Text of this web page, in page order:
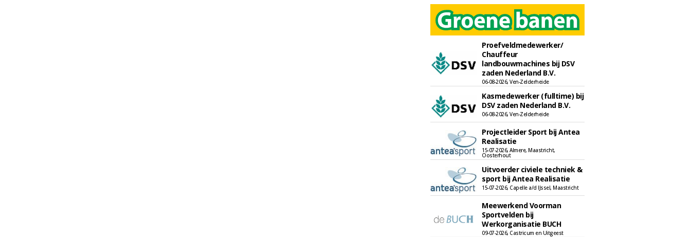
Proefveldmedewerker/
Chauffeur
landbouwmachines bij DSV
zaden Nederland B.V.
06-08-2026, Ven-Zelderheide
Kasmedewerker (fulltime) bij
DSV zaden Nederland B.V.
06-08-2026, Ven-Zelderheide
Projectleider Sport bij Antea
Realisatie
15-07-2026, Almere, Maastricht,
Oosterhout
Uitvoerder civiele techniek &
sport bij Antea Realisatie
15-07-2026, Capelle a/d IJssel, Maastricht
Meewerkend Voorman
Sportvelden bij
Werkorganisatie BUCH
09-07-2026, Castricum en Uitgeest